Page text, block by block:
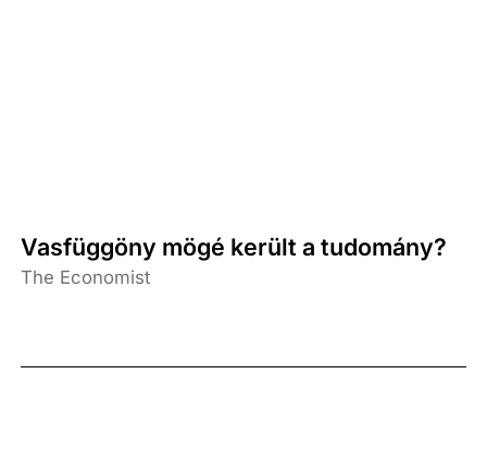
Vasfüggöny mögé került a tudomány?
The Economist